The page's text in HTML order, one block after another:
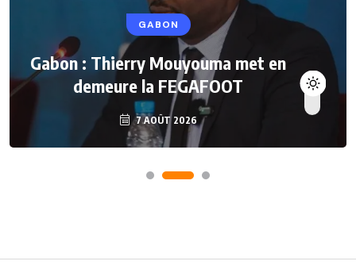
GABON
Gabon : Thierry Mouyouma met en
demeure la FEGAFOOT
7 AOÛT 2026